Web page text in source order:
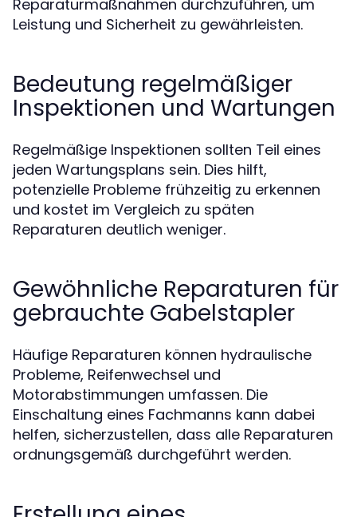
Reparaturmaßnahmen durchzuführen, um
Leistung und Sicherheit zu gewährleisten.
Bedeutung regelmäßiger
Inspektionen und Wartungen
Regelmäßige Inspektionen sollten Teil eines
jeden Wartungsplans sein. Dies hilft,
potenzielle Probleme frühzeitig zu erkennen
und kostet im Vergleich zu späten
Reparaturen deutlich weniger.
Gewöhnliche Reparaturen für
gebrauchte Gabelstapler
Häufige Reparaturen können hydraulische
Probleme, Reifenwechsel und
Motorabstimmungen umfassen. Die
Einschaltung eines Fachmanns kann dabei
helfen, sicherzustellen, dass alle Reparaturen
ordnungsgemäß durchgeführt werden.